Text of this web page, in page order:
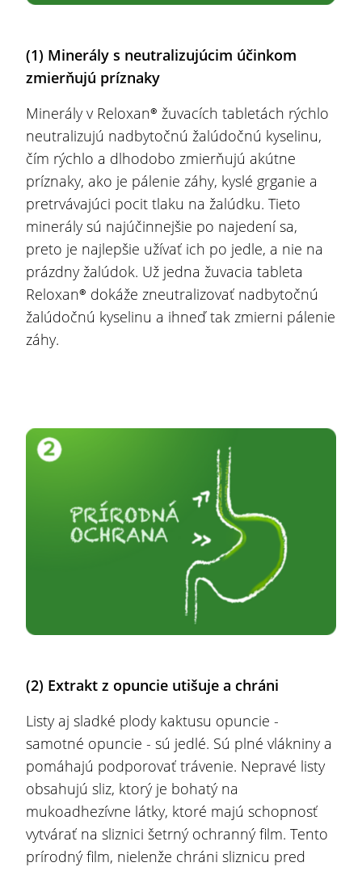
(1) Minerály s neutralizujúcim účinkom
zmierňujú príznaky
Minerály v Reloxan® žuvacích tabletách rýchlo
neutralizujú nadbytočnú žalúdočnú kyselinu,
čím rýchlo a dlhodobo zmierňujú akútne
príznaky, ako je pálenie záhy, kyslé grganie a
pretrvávajúci pocit tlaku na žalúdku. Tieto
minerály sú najúčinnejšie po najedení sa,
preto je najlepšie užívať ich po jedle, a nie na
prázdny žalúdok. Už jedna žuvacia tableta
Reloxan® dokáže zneutralizovať nadbytočnú
žalúdočnú kyselinu a ihneď tak zmierni pálenie
záhy.
(2) Extrakt z opuncie utišuje a chráni
Listy aj sladké plody kaktusu opuncie -
samotné opuncie - sú jedlé. Sú plné vlákniny a
pomáhajú podporovať trávenie. Nepravé listy
obsahujú sliz, ktorý je bohatý na
mukoadhezívne látky, ktoré majú schopnosť
vytvárať na sliznici šetrný ochranný film. Tento
prírodný film, nielenže chráni sliznicu pred